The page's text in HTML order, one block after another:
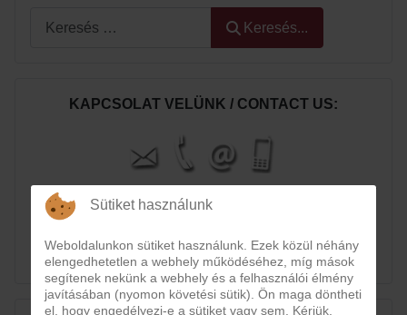
Keresés...
KAPCSOLAT VELÜNK / CONTACT US:
Sütiket használunk
Weboldalunkon sütiket használunk. Ezek közül néhány
elengedhetetlen a webhely működéséhez, míg mások
segítenek nekünk a webhely és a felhasználói élmény
javításában (nyomon követési sütik). Ön maga döntheti
el, hogy engedélyezi-e a sütiket vagy sem. Kérjük,